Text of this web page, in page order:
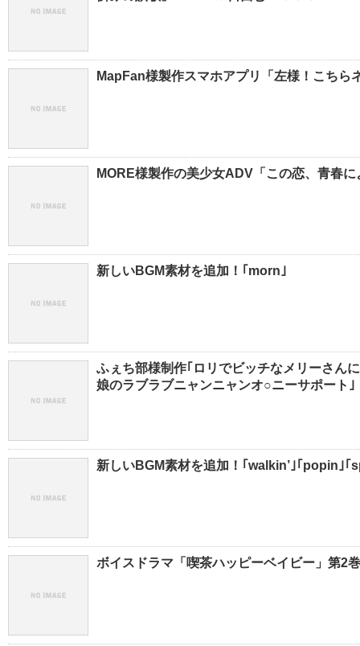
MapFan様製作スマホアプリ「左様！こちら
MORE様製作の美少女ADV「この恋、青春
新しいBGM素材を追加！｢morn｣
ふぇち部様制作｢ロリでビッチなメリーさん
娘のラブラブニャンニャンオ○ニーサポート｣
新しいBGM素材を追加！｢walkin’｣｢popin｣｢
ボイスドラマ「喫茶ハッピーベイビー」第2